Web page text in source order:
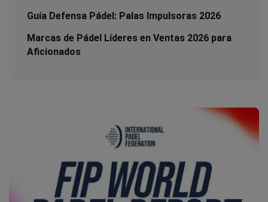
Guía Defensa Pádel: Palas Impulsoras 2026
Marcas de Pádel Líderes en Ventas 2026 para
Aficionados